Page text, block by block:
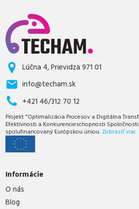
Lúčna 4, Prievidza 971 01
info@techam.sk
+421 46/312 70 12
Projekt "Optimalizácia Procesov a Digitálna
Efektívnosti a Konkurencieschopnosti
spolufinancovaný Európskou úniou. Zobraziť viac.
Informácie
O nás
Blog